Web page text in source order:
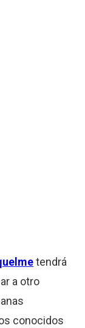
tendrá
a otro
conocidos